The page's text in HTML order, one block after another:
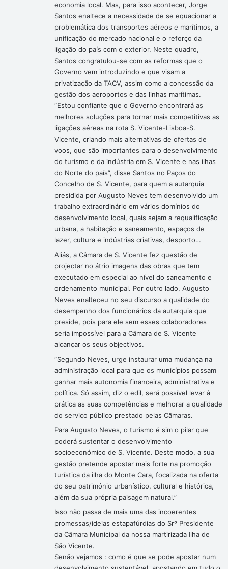
economia local. Mas, para isso acontecer, Jorge
Santos enaltece a necessidade de se equacionar a
problemática dos transportes aéreos e marítimos, a
unificação do mercado nacional e o reforço da
ligação do país com o exterior. Neste quadro,
Santos congratulou-se com as reformas que o
Governo vem introduzindo e que visam a
privatização da TACV, assim como a concessão da
gestão dos aeroportos e das linhas marítimas.
“Estou confiante que o Governo encontrará as
melhores soluções para tornar mais competitivas as
ligações aéreas na rota S. Vicente-Lisboa-S.
Vicente, criando mais alternativas de ofertas de
voos, que são importantes para o desenvolvimento
do turismo e da indústria em S. Vicente e nas ilhas
do Norte do país”, disse Santos no Paços do
Concelho de S. Vicente, para quem a autarquia
presidida por Augusto Neves tem desenvolvido um
trabalho extraordinário em vários domínios do
desenvolvimento local, quais sejam a requalificação
urbana, a habitação e saneamento, espaços de
lazer, cultura e indústrias criativas, desporto…
Aliás, a Câmara de S. Vicente fez questão de
projectar no átrio imagens das obras que tem
executado em especial ao nível do saneamento e
ordenamento municipal. Por outro lado, Augusto
Neves enalteceu no seu discurso a qualidade do
desempenho dos funcionários da autarquia que
preside, pois para ele sem esses colaboradores
seria impossível para a Câmara de S. Vicente
alcançar os seus objectivos.
“Segundo Neves, urge instaurar uma mudança na
administração local para que os municípios possam
ganhar mais autonomia financeira, administrativa e
política. Só assim, diz o edil, será possível levar à
prática as suas competências e melhorar a qualidade
do serviço público prestado pelas Câmaras.
Para Augusto Neves, o turismo é sim o pilar que
poderá sustentar o desenvolvimento
socioeconómico de S. Vicente. Deste modo, a sua
gestão pretende apostar mais forte na promoção
turística da ilha do Monte Cara, focalizada na oferta
do seu património urbanístico, cultural e histórica,
além da sua própria paisagem natural.”
Isso não passa de mais uma das incoerentes
promessas/ideias estapafúrdias do Srº Presidente
da Câmara Municipal da nossa martirizada Ilha de
São Vicente.
Senão vejamos : como é que se pode apostar num